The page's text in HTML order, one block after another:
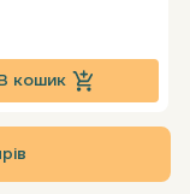
кошик